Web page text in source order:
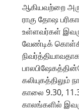
ஆகியவற்றை
ராகு தோஷ
உள்ளவர்கள்
வேண்டிக்
கலியுகத்திலும்
காலை 9.30,
காலங்களில்